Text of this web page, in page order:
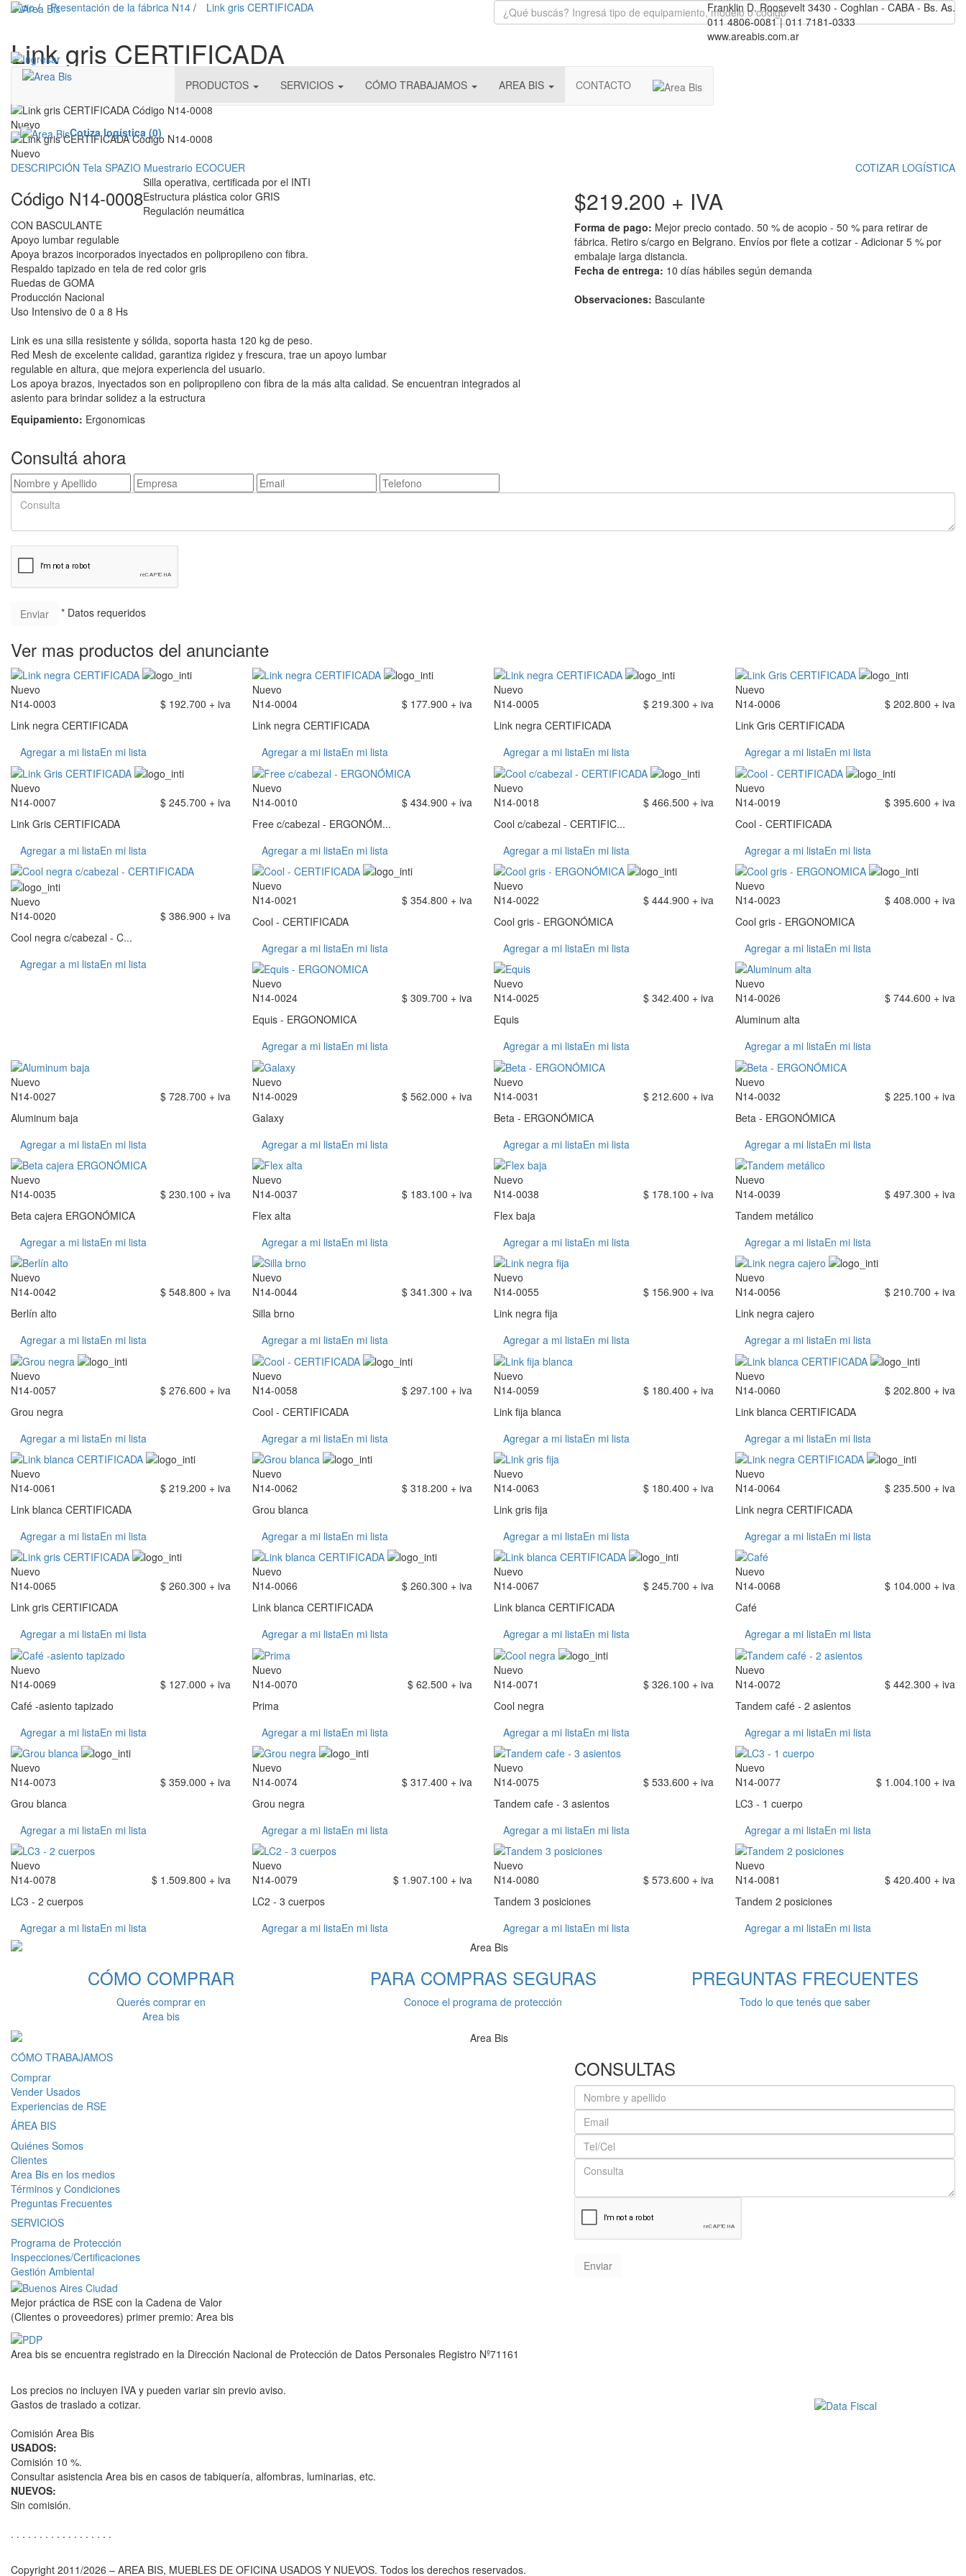
Franklin D. Roosevelt 3430 - Coghlan - CABA - Bs. As.
011 4806-0081 | 011 7181-0333
www.areabis.com.ar
PRODUCTOS SERVICIOS CÓMO TRABAJAMOS AREA BIS CONTACTO
Cotiza logística (0)
Inicio / Presentación de la fábrica N14 / Link gris CERTIFICADA
Link gris CERTIFICADA
Nuevo
Nuevo
DESCRIPCIÓN Tela SPAZIO Muestrario ECOCUER COTIZAR LOGÍSTICA
Código N14-0008
Silla operativa, certificada por el INTI
Estructura plástica color GRIS
Regulación neumática
CON BASCULANTE
Apoyo lumbar regulable
Apoya brazos incorporados inyectados en polipropileno con fibra.
Respaldo tapizado en tela de red color gris
Ruedas de GOMA
Producción Nacional
Uso Intensivo de 0 a 8 Hs
Link es una silla resistente y sólida, soporta hasta 120 kg de peso.
Red Mesh de excelente calidad, garantiza rigidez y frescura, trae un apoyo lumbar
regulable en altura, que mejora experiencia del usuario.
Los apoya brazos, inyectados son en polipropileno con fibra de la más alta calidad. Se encuentran integrados al
asiento para brindar solidez a la estructura
Equipamiento: Ergonomicas
$219.200 + IVA
Forma de pago: Mejor precio contado. 50 % de acopio - 50 % para retirar de
fábrica. Retiro s/cargo en Belgrano. Envíos por flete a cotizar - Adicionar 5 % por
embalaje larga distancia.
Fecha de entrega: 10 días hábiles según demanda
Observaciones: Basculante
Consultá ahora
* Datos requeridos
Ver mas productos del anunciante
Nuevo
N14-0003
$ 192.700 + iva
Link negra CERTIFICADA
Agregar a mi listaEn mi lista
Nuevo
N14-0004
$ 177.900 + iva
Link negra CERTIFICADA
Agregar a mi listaEn mi lista
Nuevo
N14-0005
$ 219.300 + iva
Link negra CERTIFICADA
Agregar a mi listaEn mi lista
Nuevo
N14-0006
$ 202.800 + iva
Link Gris CERTIFICADA
Agregar a mi listaEn mi lista
Nuevo
N14-0007
$ 245.700 + iva
Link Gris CERTIFICADA
Agregar a mi listaEn mi lista
Nuevo
N14-0010
$ 434.900 + iva
Free c/cabezal - ERGONÓM...
Agregar a mi listaEn mi lista
Nuevo
N14-0018
$ 466.500 + iva
Cool c/cabezal - CERTIFIC...
Agregar a mi listaEn mi lista
Nuevo
N14-0019
$ 395.600 + iva
Cool - CERTIFICADA
Agregar a mi listaEn mi lista
Nuevo
N14-0020
$ 386.900 + iva
Cool negra c/cabezal - C...
Agregar a mi listaEn mi lista
Nuevo
N14-0021
$ 354.800 + iva
Cool - CERTIFICADA
Agregar a mi listaEn mi lista
Nuevo
N14-0022
$ 444.900 + iva
Cool gris - ERGONÓMICA
Agregar a mi listaEn mi lista
Nuevo
N14-0023
$ 408.000 + iva
Cool gris - ERGONOMICA
Agregar a mi listaEn mi lista
Nuevo
N14-0024
$ 309.700 + iva
Equis - ERGONOMICA
Agregar a mi listaEn mi lista
Nuevo
N14-0025
$ 342.400 + iva
Equis
Agregar a mi listaEn mi lista
Nuevo
N14-0026
$ 744.600 + iva
Aluminum alta
Agregar a mi listaEn mi lista
Nuevo
N14-0027
$ 728.700 + iva
Aluminum baja
Agregar a mi listaEn mi lista
Nuevo
N14-0029
$ 562.000 + iva
Galaxy
Agregar a mi listaEn mi lista
Nuevo
N14-0031
$ 212.600 + iva
Beta - ERGONÓMICA
Agregar a mi listaEn mi lista
Nuevo
N14-0032
$ 225.100 + iva
Beta - ERGONÓMICA
Agregar a mi listaEn mi lista
Nuevo
N14-0035
$ 230.100 + iva
Beta cajera ERGONÓMICA
Agregar a mi listaEn mi lista
Nuevo
N14-0037
$ 183.100 + iva
Flex alta
Agregar a mi listaEn mi lista
Nuevo
N14-0038
$ 178.100 + iva
Flex baja
Agregar a mi listaEn mi lista
Nuevo
N14-0039
$ 497.300 + iva
Tandem metálico
Agregar a mi listaEn mi lista
Nuevo
N14-0042
$ 548.800 + iva
Berlín alto
Agregar a mi listaEn mi lista
Nuevo
N14-0044
$ 341.300 + iva
Silla brno
Agregar a mi listaEn mi lista
Nuevo
N14-0055
$ 156.900 + iva
Link negra fija
Agregar a mi listaEn mi lista
Nuevo
N14-0056
$ 210.700 + iva
Link negra cajero
Agregar a mi listaEn mi lista
Nuevo
N14-0057
$ 276.600 + iva
Grou negra
Agregar a mi listaEn mi lista
Nuevo
N14-0058
$ 297.100 + iva
Cool - CERTIFICADA
Agregar a mi listaEn mi lista
Nuevo
N14-0059
$ 180.400 + iva
Link fija blanca
Agregar a mi listaEn mi lista
Nuevo
N14-0060
$ 202.800 + iva
Link blanca CERTIFICADA
Agregar a mi listaEn mi lista
Nuevo
N14-0061
$ 219.200 + iva
Link blanca CERTIFICADA
Agregar a mi listaEn mi lista
Nuevo
N14-0062
$ 318.200 + iva
Grou blanca
Agregar a mi listaEn mi lista
Nuevo
N14-0063
$ 180.400 + iva
Link gris fija
Agregar a mi listaEn mi lista
Nuevo
N14-0064
$ 235.500 + iva
Link negra CERTIFICADA
Agregar a mi listaEn mi lista
Nuevo
N14-0065
$ 260.300 + iva
Link gris CERTIFICADA
Agregar a mi listaEn mi lista
Nuevo
N14-0066
$ 260.300 + iva
Link blanca CERTIFICADA
Agregar a mi listaEn mi lista
Nuevo
N14-0067
$ 245.700 + iva
Link blanca CERTIFICADA
Agregar a mi listaEn mi lista
Nuevo
N14-0068
$ 104.000 + iva
Café
Agregar a mi listaEn mi lista
Nuevo
N14-0069
$ 127.000 + iva
Café -asiento tapizado
Agregar a mi listaEn mi lista
Nuevo
N14-0070
$ 62.500 + iva
Prima
Agregar a mi listaEn mi lista
Nuevo
N14-0071
$ 326.100 + iva
Cool negra
Agregar a mi listaEn mi lista
Nuevo
N14-0072
$ 442.300 + iva
Tandem café - 2 asientos
Agregar a mi listaEn mi lista
Nuevo
N14-0073
$ 359.000 + iva
Grou blanca
Agregar a mi listaEn mi lista
Nuevo
N14-0074
$ 317.400 + iva
Grou negra
Agregar a mi listaEn mi lista
Nuevo
N14-0075
$ 533.600 + iva
Tandem cafe - 3 asientos
Agregar a mi listaEn mi lista
Nuevo
N14-0077
$ 1.004.100 + iva
LC3 - 1 cuerpo
Agregar a mi listaEn mi lista
Nuevo
N14-0078
$ 1.509.800 + iva
LC3 - 2 cuerpos
Agregar a mi listaEn mi lista
Nuevo
N14-0079
$ 1.907.100 + iva
LC2 - 3 cuerpos
Agregar a mi listaEn mi lista
Nuevo
N14-0080
$ 573.600 + iva
Tandem 3 posiciones
Agregar a mi listaEn mi lista
Nuevo
N14-0081
$ 420.400 + iva
Tandem 2 posiciones
Agregar a mi listaEn mi lista
CÓMO COMPRAR
Querés comprar en
Area bis
PARA COMPRAS SEGURAS
Conoce el programa de protección
PREGUNTAS FRECUENTES
Todo lo que tenés que saber
CONSULTAS
CÓMO TRABAJAMOS
Comprar
Vender Usados
Experiencias de RSE
ÁREA BIS
Quiénes Somos
Clientes
Area Bis en los medios
Términos y Condiciones
Preguntas Frecuentes
SERVICIOS
Programa de Protección
Inspecciones/Certificaciones
Gestión Ambiental
Mejor práctica de RSE con la Cadena de Valor
(Clientes o proveedores) primer premio: Area bis
Area bis se encuentra registrado en la Dirección Nacional de Protección de Datos Personales Registro Nº71161
Los precios no incluyen IVA y pueden variar sin previo aviso.
Gastos de traslado a cotizar.
Comisión Area Bis
USADOS:
Comisión 10 %.
Consultar asistencia Area bis en casos de tabiquería, alfombras, luminarias, etc.
NUEVOS:
Sin comisión.
. . . . . . . . . . . . . . . . . .
Copyright 2011/2026 – AREA BIS, MUEBLES DE OFICINA USADOS Y NUEVOS. Todos los derechos reservados.